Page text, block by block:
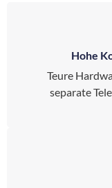
Hohe
Teure
separate